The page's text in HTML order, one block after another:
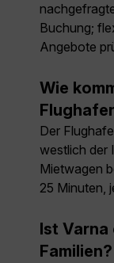
Buchung;
Angebote
Wie
Der
westlich der
Mietwagen
25 Minuten,
Ist Varna
Familien?